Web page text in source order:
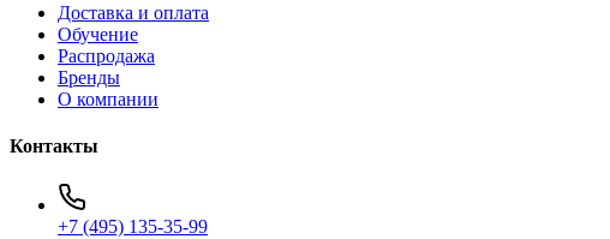
Доставка и оплата
Обучение
Распродажа
Бренды
О компании
Контакты
+7 (495) 135-35-99